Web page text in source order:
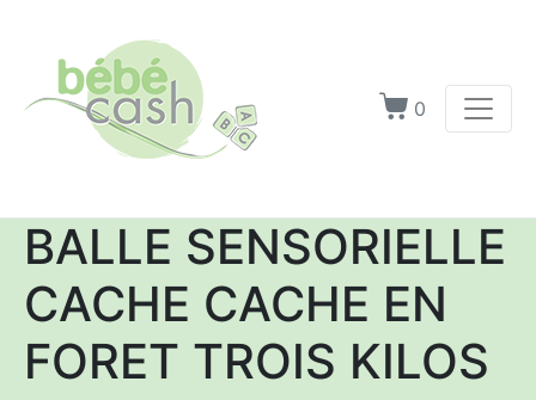
0
BALLE SENSORIELLE
CACHE CACHE EN
FORET TROIS KILOS